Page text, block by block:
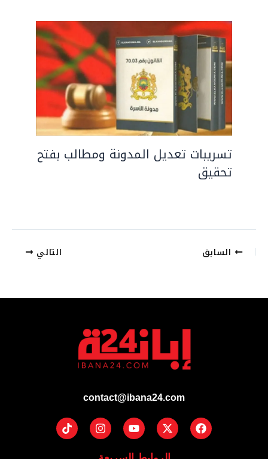
تسريبات تعديل المدونة ومطالب بفتح
تحقيق
السابق التالي
contact@ibana24.com
Facebook
X-
twitter
Youtube
Instagram
Tiktok